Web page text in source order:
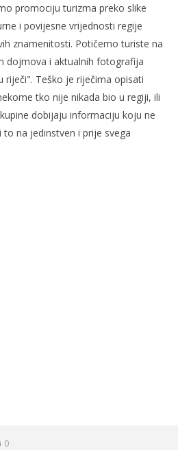
promociju turizma preko slike
i povijesne vrijednosti regije
znamenitosti. Potičemo turiste na
dojmova i aktualnih fotografija
riječi". Teško je riječima opisati
tko nije nikada bio u regiji, ili
dobijaju informaciju koju ne
na jedinstven i prije svega
0